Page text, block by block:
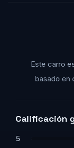
Este carro
basado en
Calificación
5